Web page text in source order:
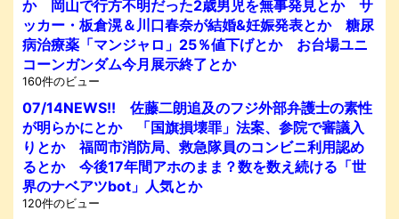
か 岡山で行方不明だった2歳男児を無事発見とか サ
ッカー・板倉滉＆川口春奈が結婚&妊娠発表とか 糖尿
病治療薬「マンジャロ」25％値下げとか お台場ユニ
コーンガンダム今月展示終了とか
160件のビュー
07/14NEWS!! 佐藤二朗追及のフジ外部弁護士の素性
が明らかにとか 「国旗損壊罪」法案、参院で審議入
りとか 福岡市消防局、救急隊員のコンビニ利用認め
るとか 今後17年間アホのまま？数を数え続ける「世
界のナベアツbot」人気とか
120件のビュー